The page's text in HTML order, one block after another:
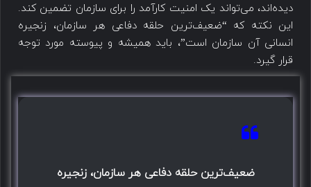
دیده‌اند، می‌تواند یک امنیت کارآمد را برای سازمان تضمین کند.
این نکته که “ضعیف‌ترین حلقه دفاعی هر سازمان، زنجیره
انسانی آن سازمان است”، باید همیشه و پیوسته مورد توجه
قرار گیرد.
ضعیف‌ترین حلقه دفاعی هر سازمان، زنجیره